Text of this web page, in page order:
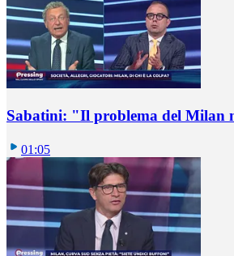
Sabatini: "Il problema del Milan
01:05